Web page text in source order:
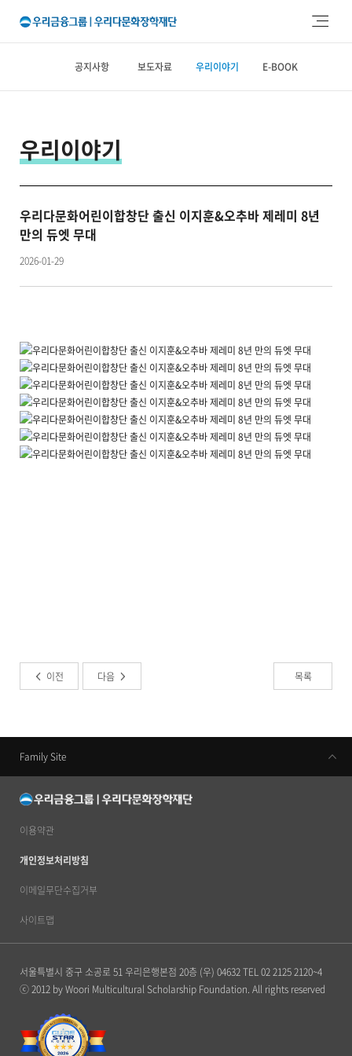
본문 바로가기
주메뉴 바로가기
공지사항 보도자료 우리이야기 E-BOOK
우리이야기
우리다문화어린이합창단 출신 이지훈&오추바 제레미 8년
만의 듀엣 무대
2026-01-29
이전 다음 목록
이용약관
개인정보처리방침
이메일무단수집거부
사이트맵
Family Site
우리금융지주
우리은행
동양생명
우리카드
우리금융캐피탈
우리투자증권
우리자산신탁
우리금융저축은행
우리자산운용
서울특별시 중구 소공로 51 우리은행본점 20층 (우) 04632TEL 02 2125 2120~4
ⓒ 2012 by Woori Multicultural Scholarship Foundation. All rights reserved